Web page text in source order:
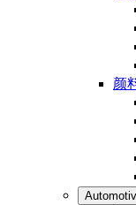
颜